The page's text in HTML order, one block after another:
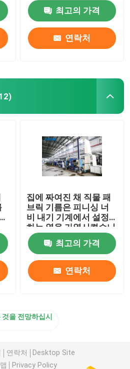
최고의 가격
연락처
집에 짜여진 채 직물 패
브릭 기름은 피니싱 너
비 내기 기계에서 설정
하는 열을 가열시켰습니
다
최고의 가격
연락처
것을 전망하십시
연락처
Desktop Site
Privacy Policy